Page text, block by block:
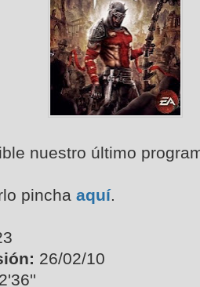
nuestro último
pincha aquí.
26/02/10